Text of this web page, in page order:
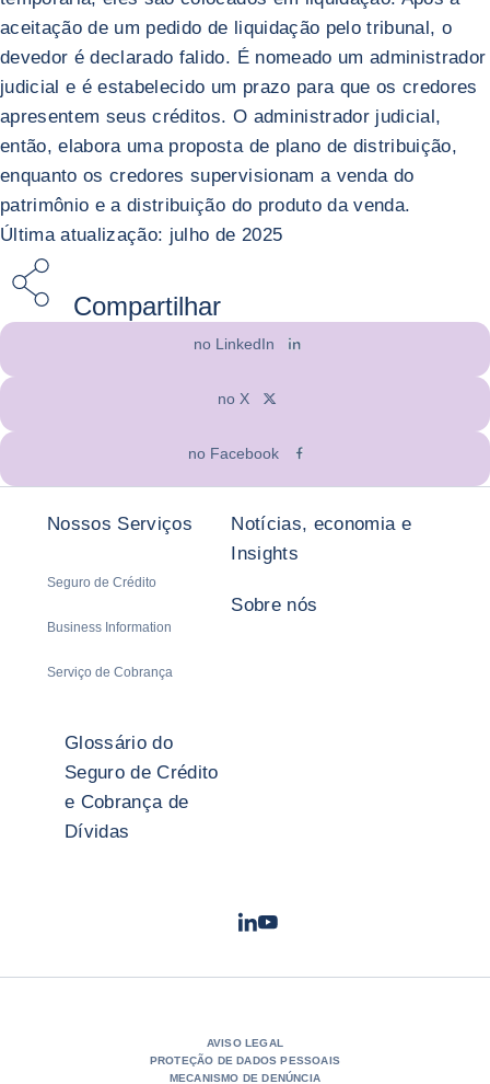
aceitação de um pedido de liquidação pelo tribunal, o
devedor é declarado falido. É nomeado um administrador
judicial e é estabelecido um prazo para que os credores
apresentem seus créditos. O administrador judicial,
então, elabora uma proposta de plano de distribuição,
enquanto os credores supervisionam a venda do
patrimônio e a distribuição do produto da venda.
Última atualização: julho de 2025
Compartilhar
no LinkedIn
no X
no Facebook
Nossos Serviços
Seguro de Crédito
Business Information
Serviço de Cobrança
Notícias, economia e
Insights
Sobre nós
Glossário do
Seguro de Crédito
e Cobrança de
Dívidas
LinkedIn
Youtube
AVISO LEGAL
PROTEÇÃO DE DADOS PESSOAIS
MECANISMO DE DENÚNCIA